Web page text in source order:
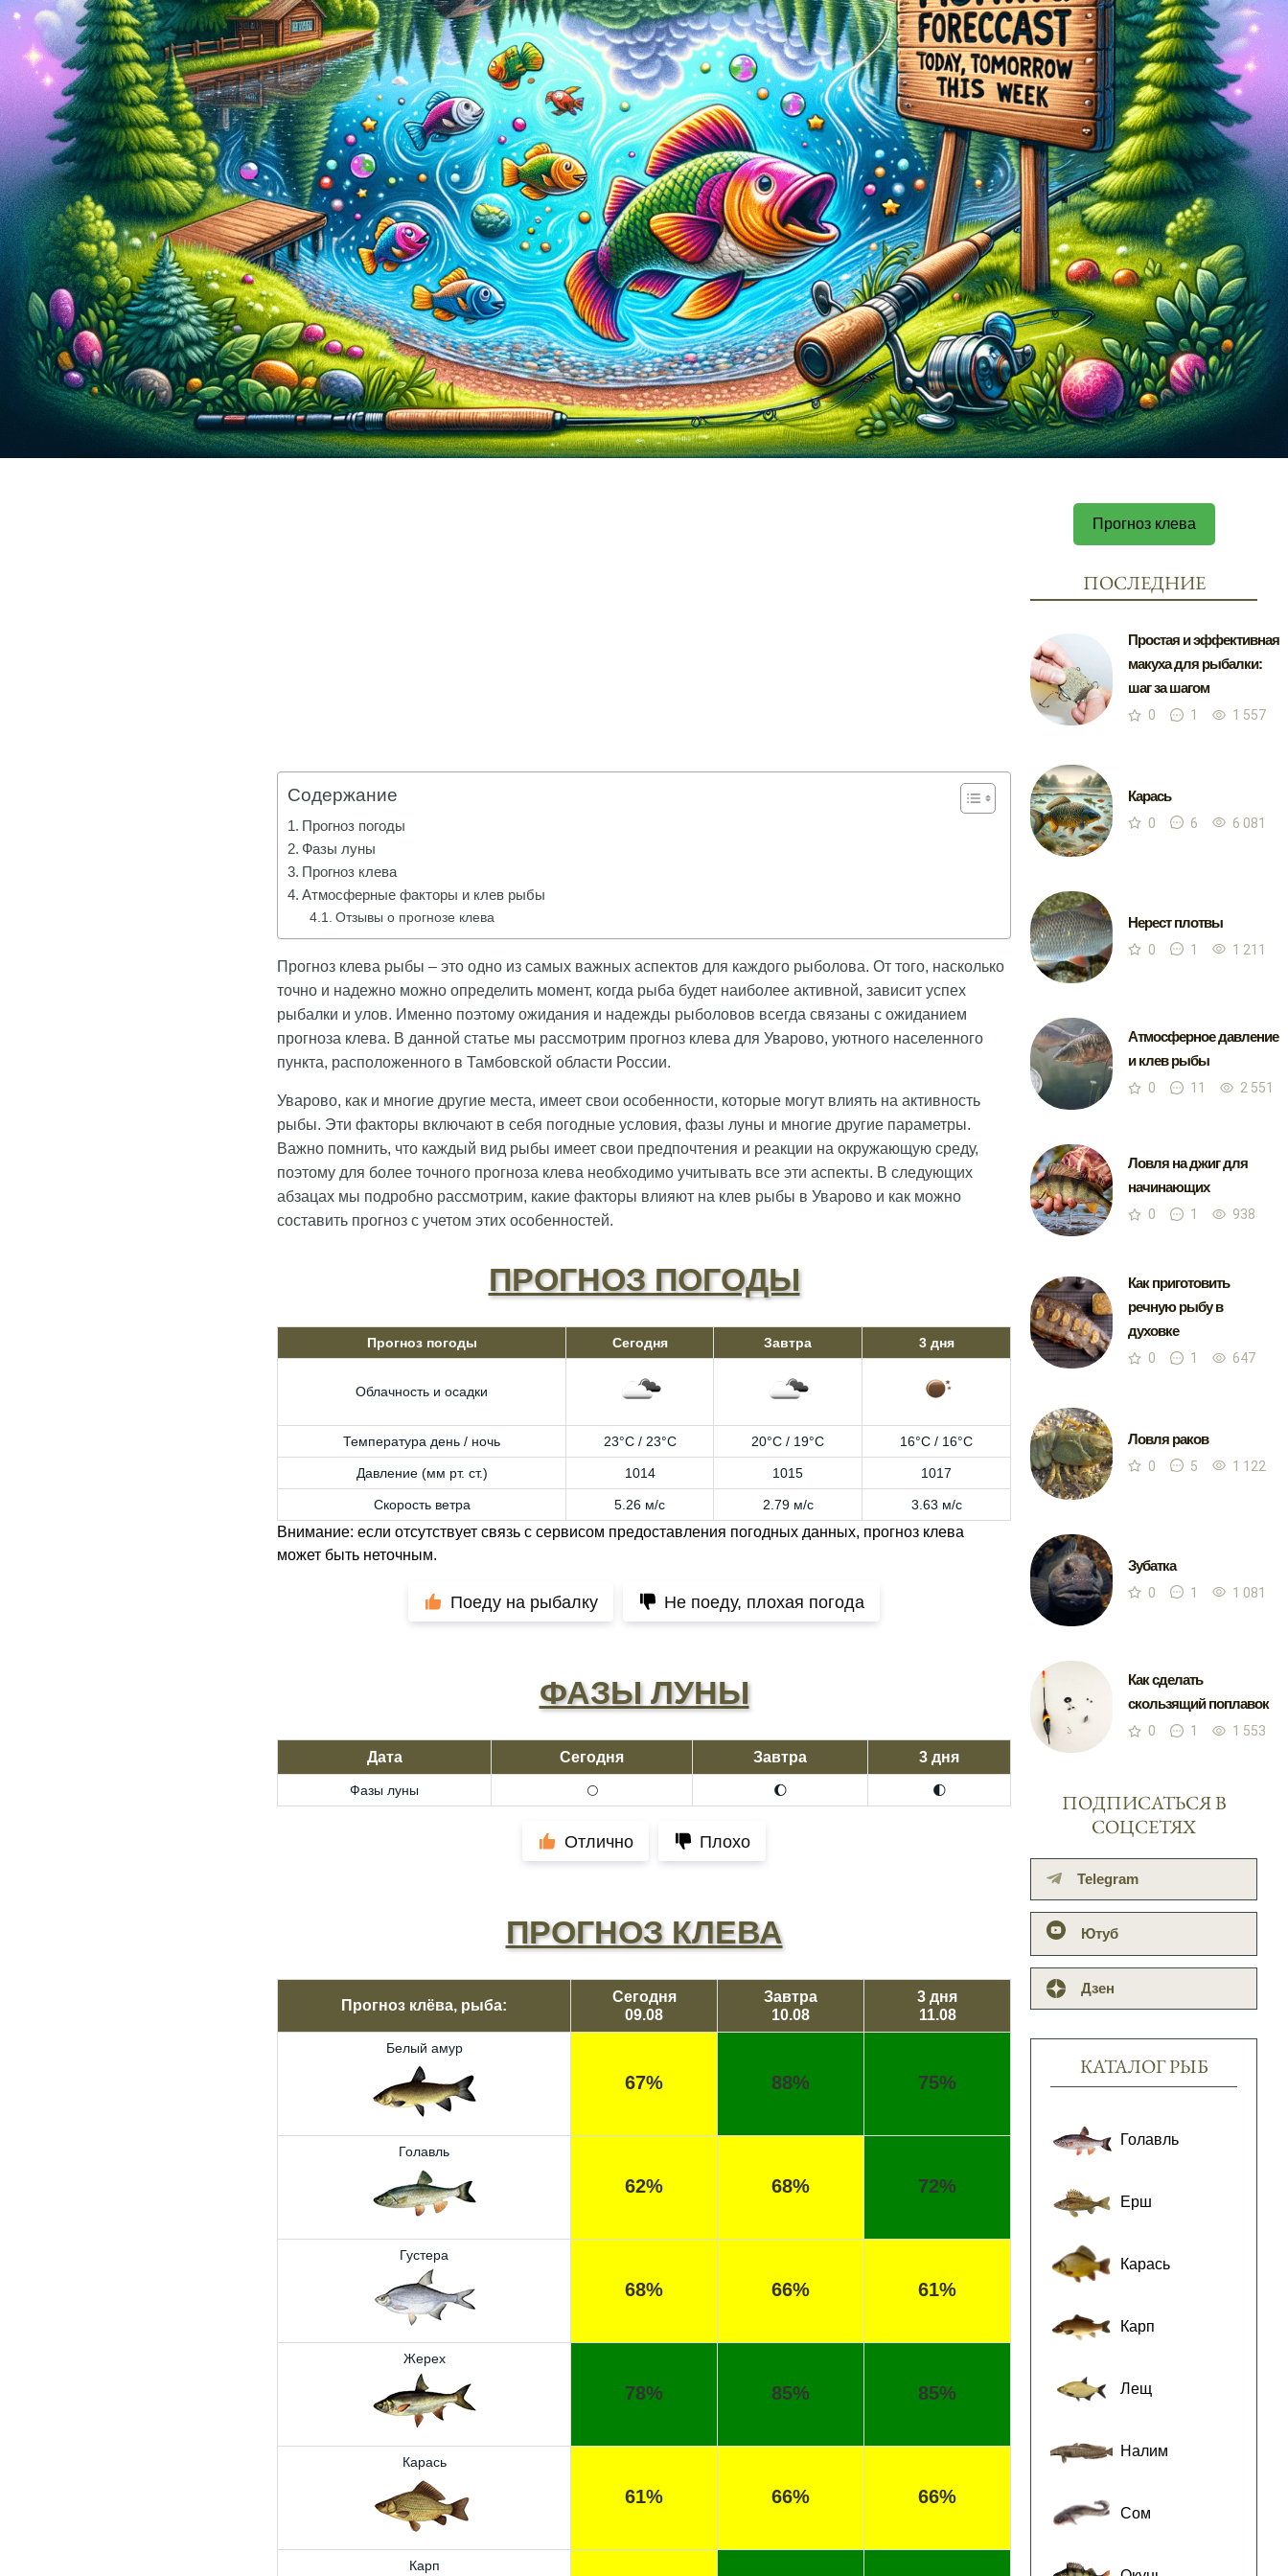
Содержание
Прогноз погоды
Фазы луны
Прогноз клева
Атмосферные факторы и клев рыбы
Отзывы о прогнозе клева
Прогноз клева рыбы – это одно из самых важных аспектов для каждого рыболова. От того, насколько
точно и надежно можно определить момент, когда рыба будет наиболее активной, зависит успех
рыбалки и улов. Именно поэтому ожидания и надежды рыболовов всегда связаны с ожиданием
прогноза клева. В данной статье мы рассмотрим прогноз клева для Уварово, уютного населенного
пункта, расположенного в Тамбовской области России.
Уварово, как и многие другие места, имеет свои особенности, которые могут влиять на активность
рыбы. Эти факторы включают в себя погодные условия, фазы луны и многие другие параметры.
Важно помнить, что каждый вид рыбы имеет свои предпочтения и реакции на окружающую среду,
поэтому для более точного прогноза клева необходимо учитывать все эти аспекты. В следующих
абзацах мы подробно рассмотрим, какие факторы влияют на клев рыбы в Уварово и как можно
составить прогноз с учетом этих особенностей.
ПРОГНОЗ ПОГОДЫ
Прогноз погоды Сегодня Завтра 3 дня
Облачность и осадки
Температура день / ночь 23°C / 23°C 20°C / 19°C 16°C / 16°C
Давление (мм рт. ст.) 1014 1015 1017
Скорость ветра 5.26 м/с 2.79 м/с 3.63 м/с
Внимание: если отсутствует связь с сервисом предоставления погодных данных, прогноз клева
может быть неточным.
Поеду на рыбалку Не поеду, плохая погода
ФАЗЫ ЛУНЫ
Дата Сегодня Завтра 3 дня
Фазы луны 🌕 🌔 🌓
Отлично Плохо
ПРОГНОЗ КЛЕВА
Прогноз клёва, рыба:
Сегодня
09.08
Завтра
10.08
3 дня
11.08
Белый амур
67% 88% 75%
Голавль
62% 68% 72%
Густера
68% 66% 61%
Жерех
78% 85% 85%
Карась
61% 66% 66%
Карп
Прогноз клева
ПОСЛЕДНИЕ
Простая и эффективная
макуха для рыбалки:
шаг за шагом
0 1 1 557
Карась
0 6 6 081
Нерест плотвы
0 1 1 211
Атмосферное давление
и клев рыбы
0 11 2 551
Ловля на джиг для
начинающих
0 1 938
Как приготовить
речную рыбу в
духовке
0 1 647
Ловля раков
0 5 1 122
Зубатка
0 1 1 081
Как сделать
скользящий поплавок
0 1 1 553
ПОДПИСАТЬСЯ В
СОЦСЕТЯХ
Telegram
Ютуб
Дзен
КАТАЛОГ РЫБ
Голавль
Ерш
Карась
Карп
Лещ
Налим
Сом